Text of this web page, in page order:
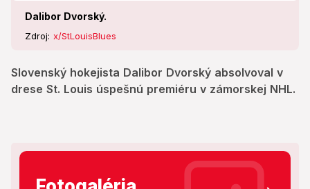
Dalibor Dvorský.
Zdroj: x/StLouisBlues
Slovenský hokejista Dalibor Dvorský absolvoval v
drese St. Louis úspešnú premiéru v zámorskej NHL.